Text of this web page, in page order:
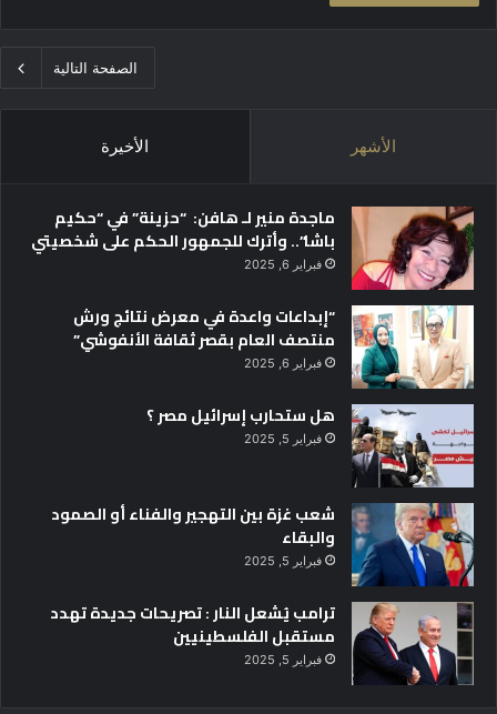
الصفحة التالية
الأشهر الأخيرة
ماجدة منير لـ هافن: “حزينة” في “حكيم
باشا”.. وأترك للجمهور الحكم على شخصيتي
فبراير 6, 2025
“إبداعات واعدة في معرض نتائج ورش
منتصف العام بقصر ثقافة الأنفوشي”
فبراير 6, 2025
هل ستحارب إسرائيل مصر ؟
فبراير 5, 2025
شعب غزة بين التهجير والفناء أو الصمود
والبقاء
فبراير 5, 2025
ترامب يُشعل النار : تصريحات جديدة تهدد
مستقبل الفلسطينيين
فبراير 5, 2025